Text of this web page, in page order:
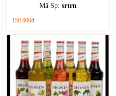
Mã Sp: srtrn
150.000đ